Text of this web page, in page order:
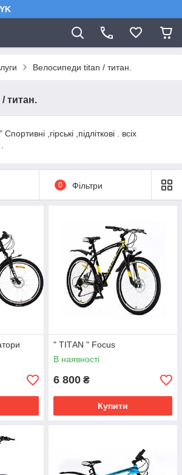
Велосипеди titan / титан.
титан.
,гірські ,підліткові . всіх
0 Фільтри
" ТIТAN " Focus
В наявності
6 800 ₴
Купити